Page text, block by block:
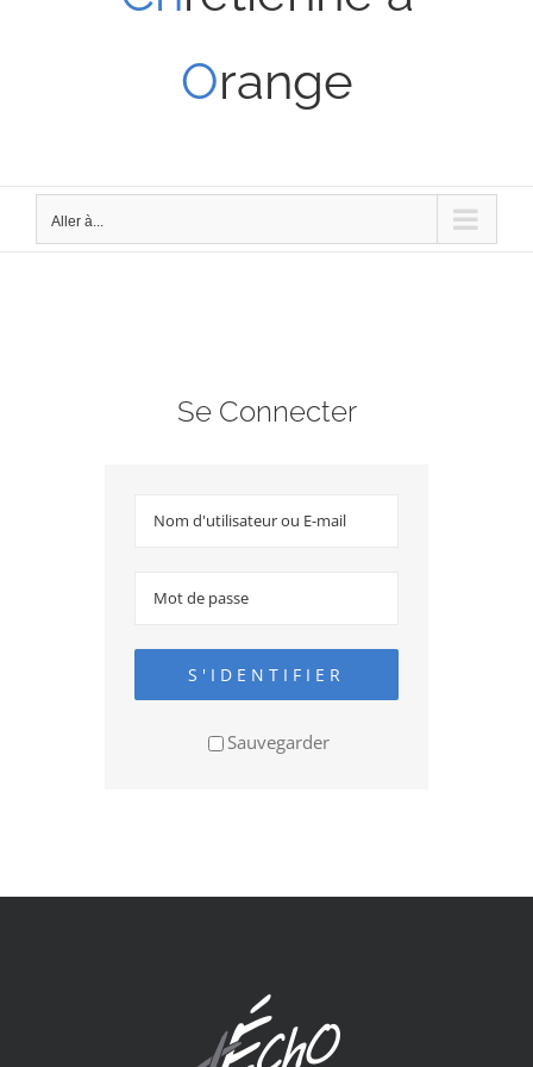
Orange
Aller à...
Se Connecter
S'IDENTIFIER
Sauvegarder